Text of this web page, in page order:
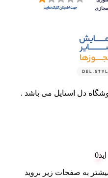
دل استایل می باشد .
0
به صفحات زیر بروید